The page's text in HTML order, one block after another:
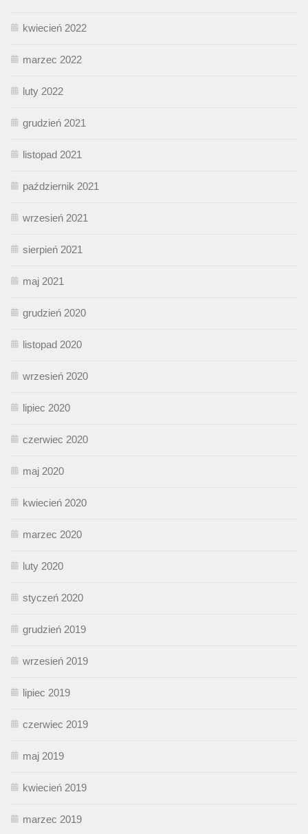
kwiecień 2022
marzec 2022
luty 2022
grudzień 2021
listopad 2021
październik 2021
wrzesień 2021
sierpień 2021
maj 2021
grudzień 2020
listopad 2020
wrzesień 2020
lipiec 2020
czerwiec 2020
maj 2020
kwiecień 2020
marzec 2020
luty 2020
styczeń 2020
grudzień 2019
wrzesień 2019
lipiec 2019
czerwiec 2019
maj 2019
kwiecień 2019
marzec 2019